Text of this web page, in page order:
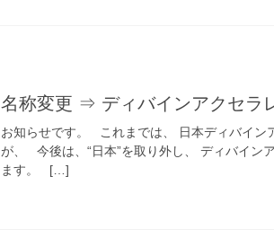
名称変更 ⇒ ディバインアクセラ
お知らせです。 これまでは、 日本ディバイン
が、 今後は、“日本”を取り外し、 ディバイン
ます。 […]